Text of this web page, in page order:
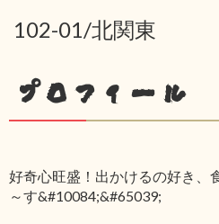
102-01/北関東
プロフィール
好奇心旺盛！出かけるの好き、
～す&#10084;&#65039;